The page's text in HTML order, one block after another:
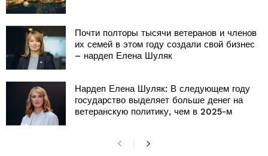
Почти полторы тысячи ветеранов и членов
их семей в этом году создали свой бизнес
– нардеп Елена Шуляк
Нардеп Елена Шуляк: В следующем году
государство выделяет больше денег на
ветеранскую политику, чем в 2025-м